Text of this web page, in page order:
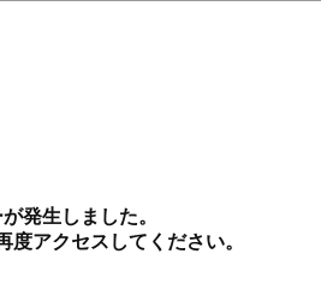
発生しました。
度アクセスしてください。